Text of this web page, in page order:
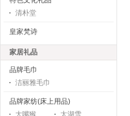
清朴堂
皇家梵诗
家居礼品
品牌毛巾
洁丽雅毛巾
品牌家纺(床上用品)
大嘴猴
太湖雪